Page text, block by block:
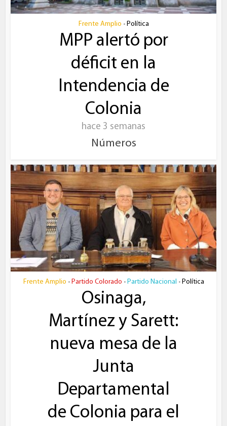
Frente Amplio • Política
MPP alertó por
déficit en la
Intendencia de
Colonia
hace 3 semanas
Números
Frente Amplio • Partido Colorado • Partido Nacional • Política
Osinaga,
Martínez y Sarett:
nueva mesa de la
Junta
Departamental
de Colonia para el